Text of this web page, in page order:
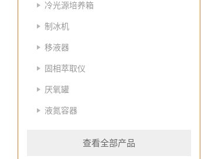
冷光源培养箱
制冰机
移液器
固相萃取仪
厌氧罐
液氮容器
查看全部产品